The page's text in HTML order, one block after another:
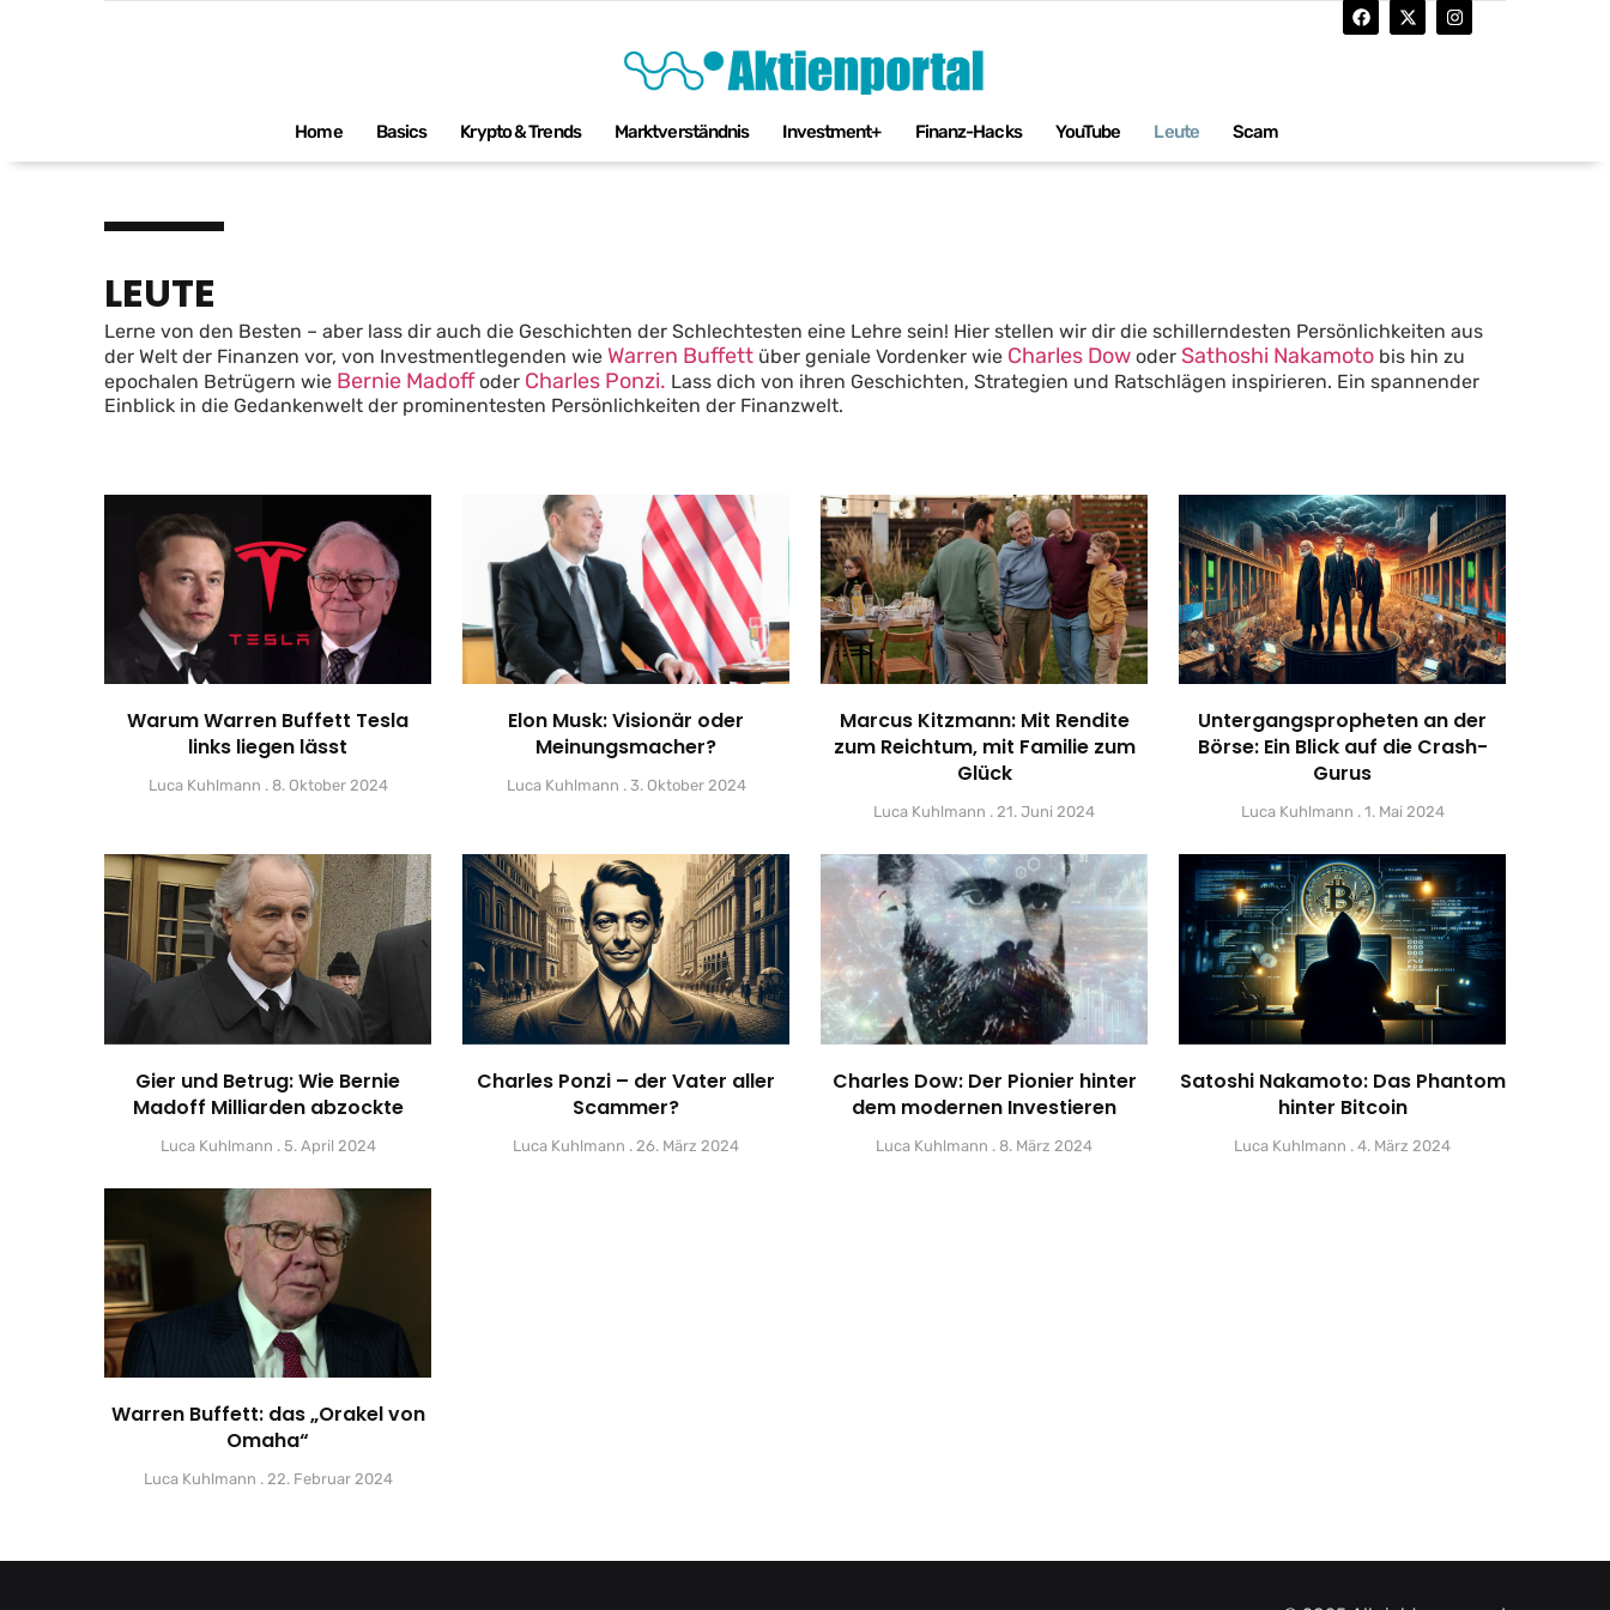
Home Basics Krypto & Trends Marktverständnis Investment+ Finanz-Hacks YouTube Leute Scam
LEUTE
Lerne von den Besten – aber lass dir auch die Geschichten der Schlechtesten eine Lehre sein! Hier stellen wir dir die schillerndesten Persönlichkeiten aus
der Welt der Finanzen vor, von Investmentlegenden wie Warren Buffett über geniale Vordenker wie Charles Dow oder Sathoshi Nakamoto bis hin zu
epochalen Betrügern wie Bernie Madoffoder Charles Ponzi. Lass dich von ihren Geschichten, Strategien und Ratschlägen inspirieren. Ein spannender
Einblick in die Gedankenwelt der prominentesten Persönlichkeiten der Finanzwelt.
Warum Warren Buffett Tesla
links liegen lässt
Luca Kuhlmann 8. Oktober 2024
Elon Musk: Visionär oder
Meinungsmacher?
Luca Kuhlmann 3. Oktober 2024
Marcus Kitzmann: Mit Rendite
zum Reichtum, mit Familie zum
Glück
Luca Kuhlmann 21. Juni 2024
Untergangspropheten an der
Börse: Ein Blick auf die Crash-
Gurus
Luca Kuhlmann 1. Mai 2024
Gier und Betrug: Wie Bernie
Madoff Milliarden abzockte
Luca Kuhlmann 5. April 2024
Charles Ponzi – der Vater aller
Scammer?
Luca Kuhlmann 26. März 2024
Charles Dow: Der Pionier hinter
dem modernen Investieren
Luca Kuhlmann 8. März 2024
Satoshi Nakamoto: Das Phantom
hinter Bitcoin
Luca Kuhlmann 4. März 2024
Warren Buffett: das „Orakel von
Omaha“
Luca Kuhlmann 22. Februar 2024